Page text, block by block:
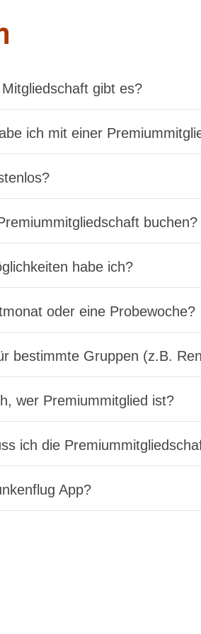
gibt es?
ich mit einer
buchen?
habe ich?
oder eine Probewoche?
bestimmte Gruppen (z.B.
wer Premiummitglied ist?
ich die
App?